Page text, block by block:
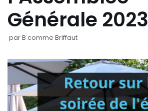
Générale 2023
parB comme Briffaut